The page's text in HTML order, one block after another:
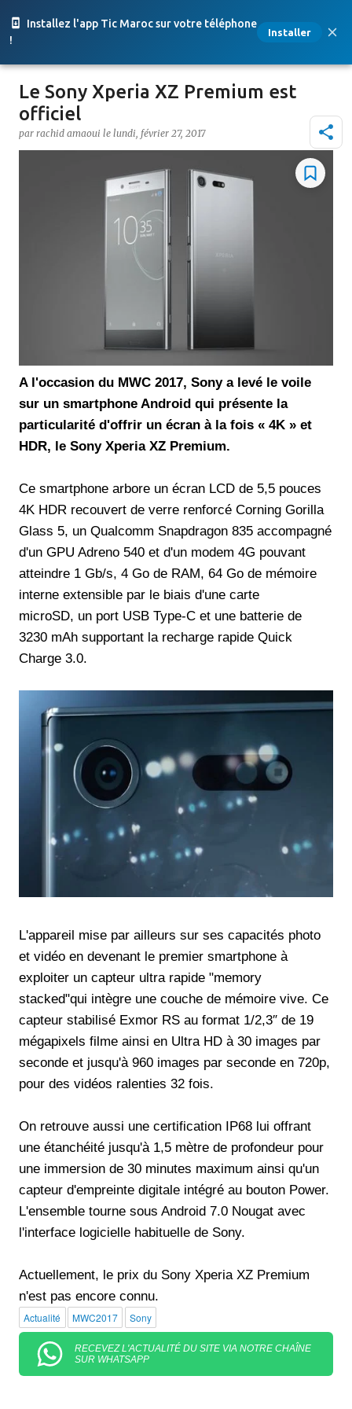
Installez l'app Tic Maroc sur votre téléphone
!
Installer
Accéder au contenu principal
Le Sony Xperia XZ Premium est
officiel
par rachid amaoui le lundi, février 27, 2017
A l'occasion du MWC 2017, Sony a levé le voile
sur un smartphone Android qui présente la
particularité d'offrir un écran à la fois « 4K » et
HDR, le Sony Xperia XZ Premium.
Ce smartphone arbore un écran LCD de 5,5 pouces
4K HDR recouvert de verre renforcé Corning Gorilla
Glass 5, un Qualcomm Snapdragon 835 accompagné
d'un GPU Adreno 540 et d'un modem 4G pouvant
atteindre 1 Gb/s, 4 Go de RAM, 64 Go de mémoire
interne extensible par le biais d'une carte
microSD, un port USB Type-C et une batterie de
3230 mAh supportant la recharge rapide Quick
Charge 3.0.
L'appareil mise par ailleurs sur ses capacités photo
et vidéo en devenant le premier smartphone à
exploiter un capteur ultra rapide "memory
stacked"qui intègre une couche de mémoire vive. Ce
capteur stabilisé Exmor RS au format 1/2,3″ de 19
mégapixels filme ainsi en Ultra HD à 30 images par
seconde et jusqu'à 960 images par seconde en 720p,
pour des vidéos ralenties 32 fois.
On retrouve aussi une certification IP68 lui offrant
une étanchéité jusqu'à 1,5 mètre de profondeur pour
une immersion de 30 minutes maximum ainsi qu'un
capteur d'empreinte digitale intégré au bouton Power.
L'ensemble tourne sous Android 7.0 Nougat avec
l'interface logicielle habituelle de Sony.
Actuellement, le prix du Sony Xperia XZ Premium
n'est pas encore connu.
Actualité MWC2017 Sony
RECEVEZ L'ACTUALITÉ DU SITE VIA NOTRE CHAÎNE
SUR WHATSAPP